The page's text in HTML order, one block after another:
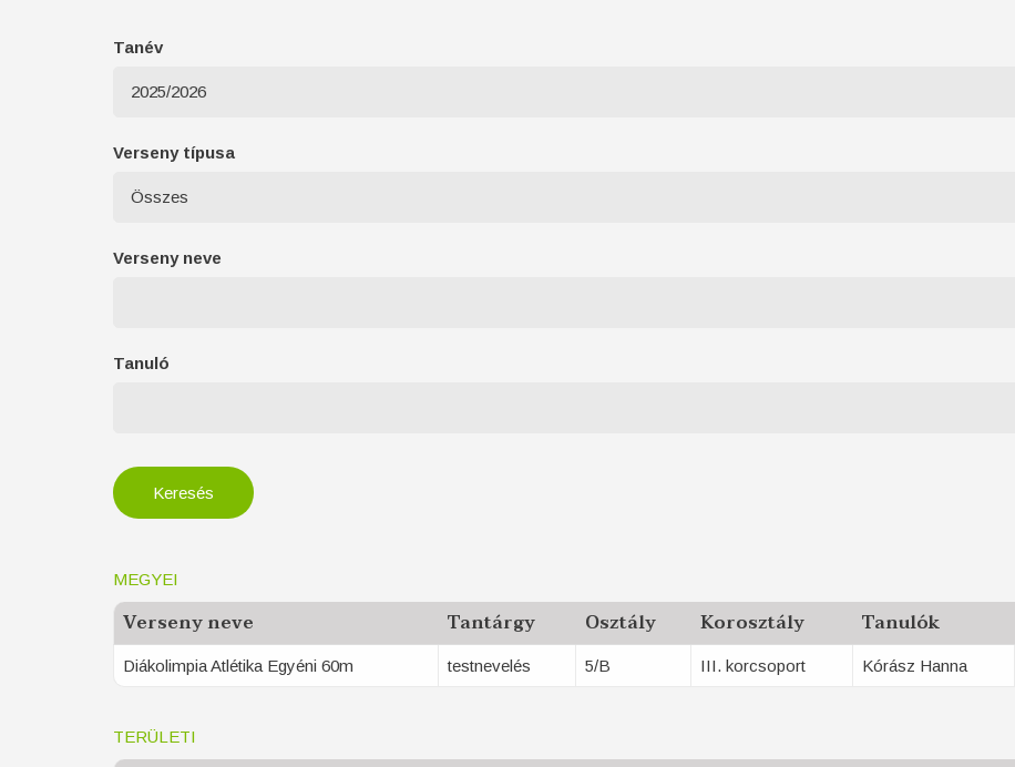
Tanév
Verseny típusa
Verseny neve
Tanuló
MEGYEI
Verseny neve Tantárgy Osztály Korosztály Tanulók
Diákolimpia Atlétika Egyéni 60m testnevelés 5/B III. korcsoport Kórász Hanna
TERÜLETI